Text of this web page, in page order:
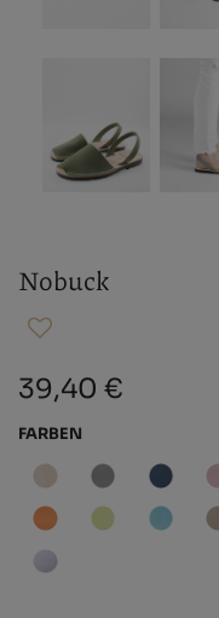
Nobuck
39,40 €
FARBEN